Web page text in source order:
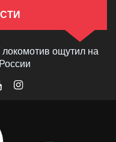
ощутил на